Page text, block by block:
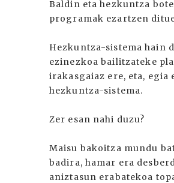
Baldin eta hezkuntza
programak ezartzen
Hezkuntza-sistema hain
ezinezkoa bailitzateke
irakasgaiaz ere, eta, egia
hezkuntza-sistema.
Zer esan nahi duzu?
Maisu bakoitza mundu
badira, hamar era
aniztasun erabatekoa